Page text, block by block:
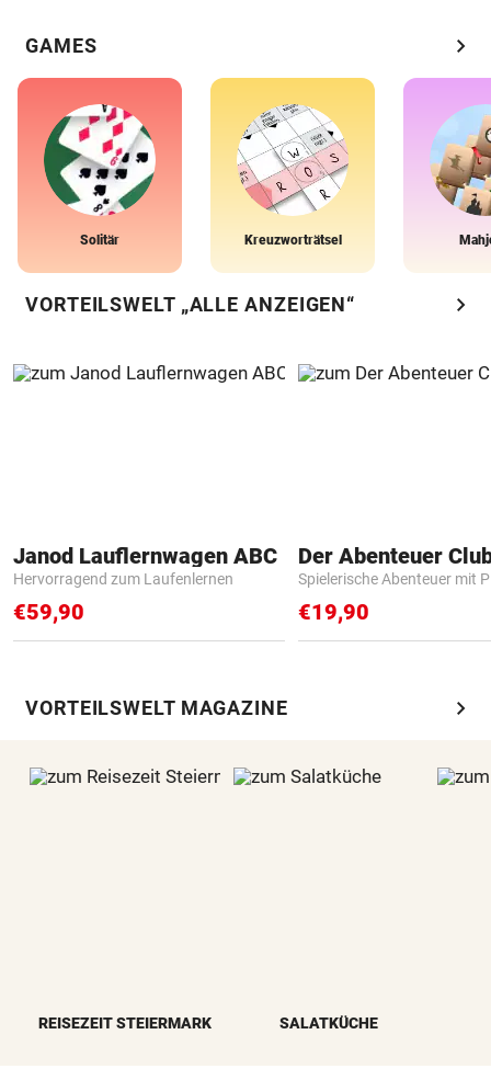
GAMES chevron_right
Solitär Kreuzworträtsel
VORTEILSWELT „ALLE ANZEIGEN“ chevron_right
Janod Lauflernwagen ABC
Hervorragend zum Laufenlernen
€59,90
Der Abenteuer
Spielerische Abenteuer mit
€19,90
VORTEILSWELT MAGAZINE chevron_right
REISEZEIT STEIERMARK SALATKÜCHE